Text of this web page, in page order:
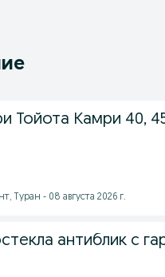
Тойота Камри 40,
Туран - 08 августа 2026 г.
антиблик с